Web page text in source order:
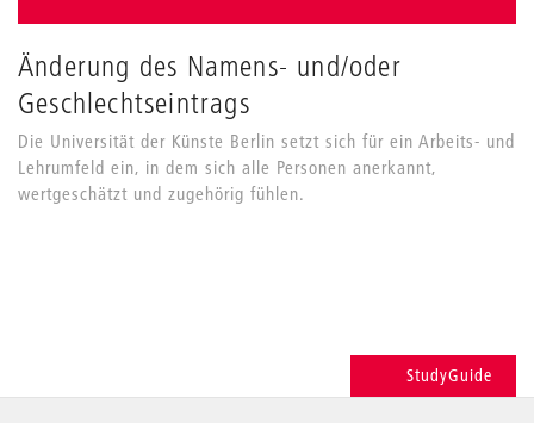
Änderung des Namens- und/oder
Geschlechtseintrags
Die Universität der Künste Berlin setzt sich für ein Arbeits- und
Lehrumfeld ein, in dem sich alle Personen anerkannt,
wertgeschätzt und zugehörig fühlen.
StudyGuide